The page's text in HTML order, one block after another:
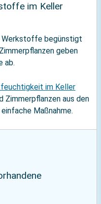
im Keller
Werkstoffe begünstigt
geben
ab.
im Keller
aus den
Maßnahme.